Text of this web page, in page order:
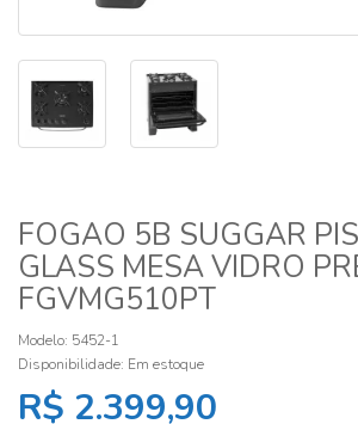
FOGAO 5B SUGGAR
GLASS MESA VIDRO
FGVMG510PT
Modelo: 5452-1
Disponibilidade: Em estoque
R$ 2.399,90